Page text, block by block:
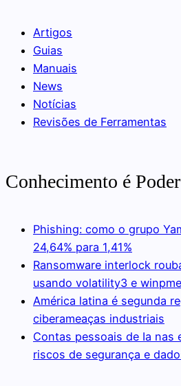
Artigos
Guias
Manuais
News
Notícias
Revisões de Ferramentas
Conhecimento é
Phishing: como o grupo
24,64% para 1,41%
Ransomware interlock
usando volatility3 e
América latina é segunda
ciberameaças industriais
Contas pessoais de Ia nas
riscos de segurança e